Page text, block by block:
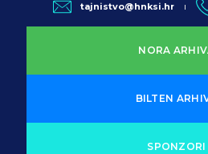
NORA
BILTEN
SPONZORI
tajnistvo@hnksi.hr